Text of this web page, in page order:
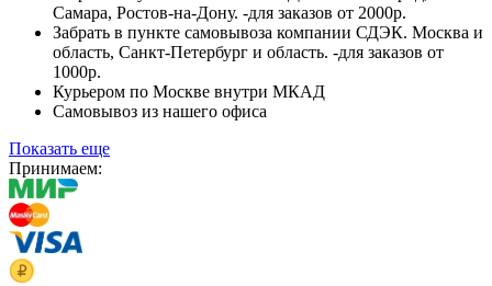
Самара, Ростов-на-Дону. -для заказов от 2000р.
Забрать в пункте самовывоза компании СДЭК. Москва и
область, Санкт-Петербург и область. -для заказов от
1000р.
Курьером по Москве внутри МКАД
Самовывоз из нашего офиса
Показать еще
Принимаем: